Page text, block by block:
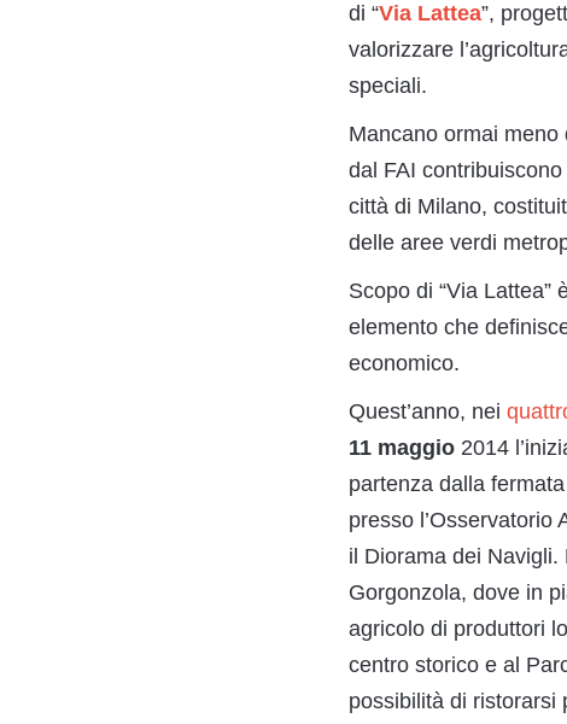
di “Via Lattea”,
valorizzare
speciali.
Mancano ormai meno
dal FAI
città di Milano,
delle aree verdi
Scopo di “Via Lattea”
elemento che
economico.
Quest’anno, nei
11 maggio 2014
partenza dalla
presso l’Osservatorio
il Diorama dei Navigli.
Gorgonzola, dove in
agricolo di produttori
centro storico e al
possibilità di ristorarsi